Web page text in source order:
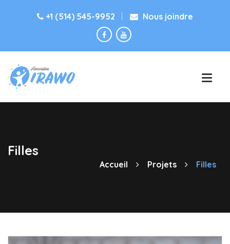
+1 (514) 545-9952 Nous joindre
Filles
Accueil Projets Filles